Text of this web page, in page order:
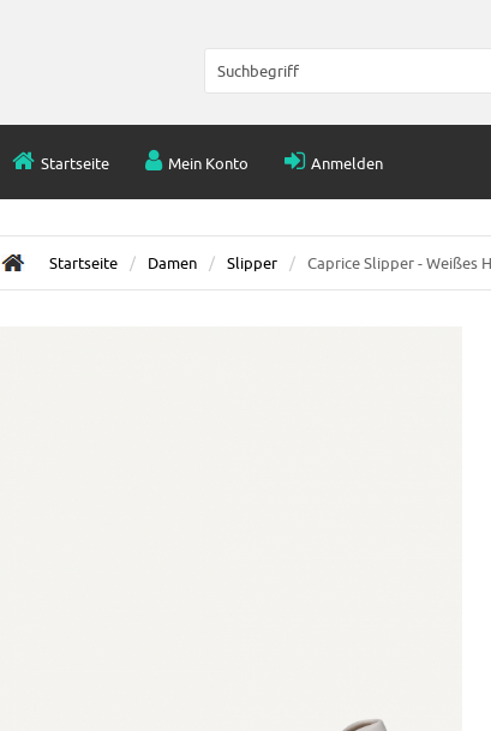
Startseite Mein Konto Anmelden
Startseite Damen Slipper Caprice Slipper - Weißes